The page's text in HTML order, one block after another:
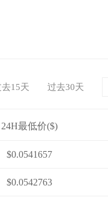
过去30天
去15天
24H最低价($)
$0.0541657
$0.0542763